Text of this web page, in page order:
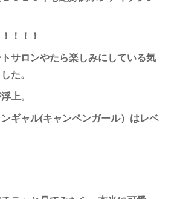
！！！
サロンやたら楽しみにしている気
た。
上。
ギャル(キャンペンガール）はレベ